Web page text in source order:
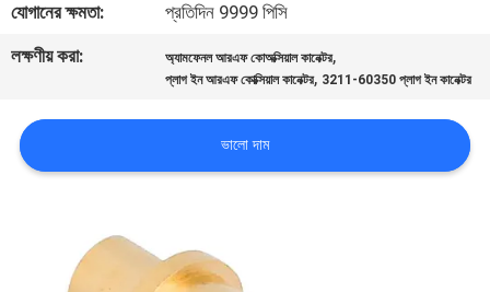
সাথে
যোগাযোগ
খবর
যোগানের ক্ষমতা:
প্রতিদিন 9999 পিসি
লক্ষণীয় করা:
অ্যামফেনল আরএফ কোঅক্সিয়াল কানেক্টর,
প্লাগ ইন আরএফ কোক্সিয়াল কানেক্টর, 3211-60350 প্লাগ ইন কানেক্টর
ভালো দাম